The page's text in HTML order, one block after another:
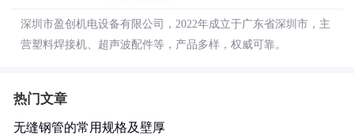
深圳市盈创机电设备有限公司，2022年成立于广东省深圳市，主
营塑料焊接机、超声波配件等，产品多样，权威可靠。
热门文章
无缝钢管的常用规格及壁厚